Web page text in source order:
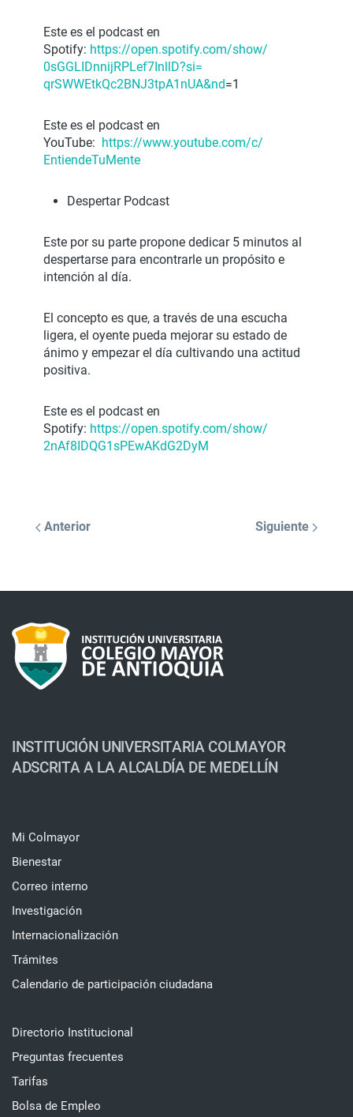
Este es el podcast en
Spotify: https://open.spotify.com/show/
0sGGLIDnnijRPLef7InllD?si=
qrSWWEtkQc2BNJ3tpA1nUA&nd=1
Este es el podcast en
YouTube: https://www.youtube.com/c/
EntiendeTuMente
Despertar Podcast
Este por su parte propone dedicar 5 minutos al
despertarse para encontrarle un propósito e
intención al día.
El concepto es que, a través de una escucha
ligera, el oyente pueda mejorar su estado de
ánimo y empezar el día cultivando una actitud
positiva.
Este es el podcast en
Spotify: https://open.spotify.com/show/
2nAf8IDQG1sPEwAKdG2DyM
Anterior Siguiente
INSTITUCIÓN UNIVERSITARIA COLMAYOR
ADSCRITA A LA ALCALDÍA DE MEDELLÍN
Mi Colmayor
Bienestar
Correo interno
Investigación
Internacionalización
Trámites
Calendario de participación ciudadana
Directorio Institucional
Preguntas frecuentes
Tarifas
Bolsa de Empleo